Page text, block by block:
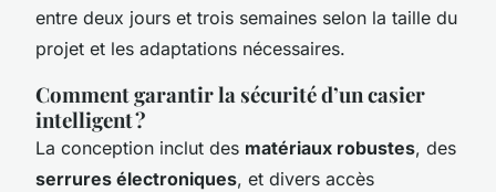
entre deux jours et trois semaines selon la taille du
projet et les adaptations nécessaires.
Comment garantir la sécurité d’un casier
intelligent ?
La conception inclut des matériaux robustes, des
serrures électroniques, et divers accès